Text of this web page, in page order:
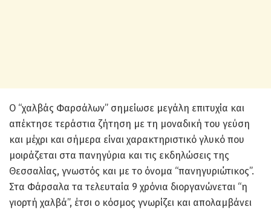
Ο “χαλβάς Φαρσάλων” σημείωσε μεγάλη επιτυχία και
απέκτησε τεράστια ζήτηση με τη μοναδική του γεύση
και μέχρι και σήμερα είναι χαρακτηριστικό γλυκό που
μοιράζεται στα πανηγύρια και τις εκδηλώσεις της
Θεσσαλίας, γνωστός και με το όνομα “πανηγυριώτικος”.
Στα Φάρσαλα τα τελευταία 9 χρόνια διοργανώνεται “η
γιορτή χαλβά”, έτσι ο κόσμος γνωρίζει και απολαμβάνει